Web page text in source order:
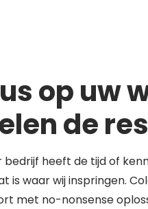
op uw
de
bedrijf heeft de tijd of
is waar wij inspringen.
met no-nonsense